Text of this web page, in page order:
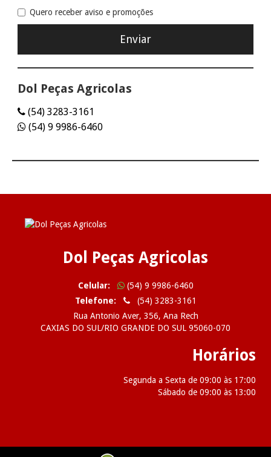
Quero receber aviso e promoções
Dol Peças Agricolas
(54) 3283-3161
(54) 9 9986-6460
Dol Peças Agricolas
Celular:
(54) 9 9986-6460
Telefone:
(54) 3283-3161
Rua Antonio Aver, 356, Ana Rech
CAXIAS DO SUL/RIO GRANDE DO SUL 95060-070
Horários
Segunda a Sexta de 09:00 às 17:00
Sábado de 09:00 às 13:00